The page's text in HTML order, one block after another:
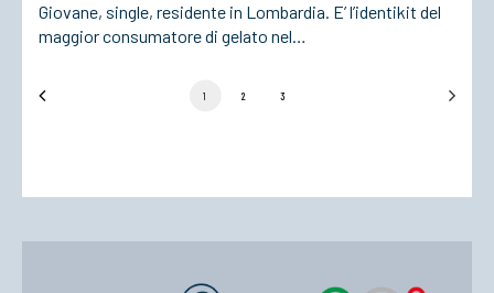
Giovane, single, residente in Lombardia. E’ l’identikit del
maggior consumatore di gelato nel…
1 2 3